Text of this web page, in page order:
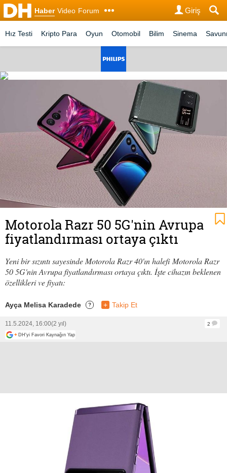
Haber Video Forum Giriş
Hız Testi Kripto Para Oyun Otomobil Bilim Sinema
Motorola Razr 50 5G'nin Avrupa
fiyatlandırması ortaya çıktı
Yeni bir sızıntı sayesinde Motorola Razr 40'ın halefi Motorola Razr
50 5G'nin Avrupa fiyatlandırması ortaya çıktı. İşte cihazın beklenen
özellikleri ve fiyatı:
Ayça Melisa Karadede ? + Takip Et
11.5.2024, 16:00(2 yıl)
2
+ DH'yi Favori Kaynağın Yap